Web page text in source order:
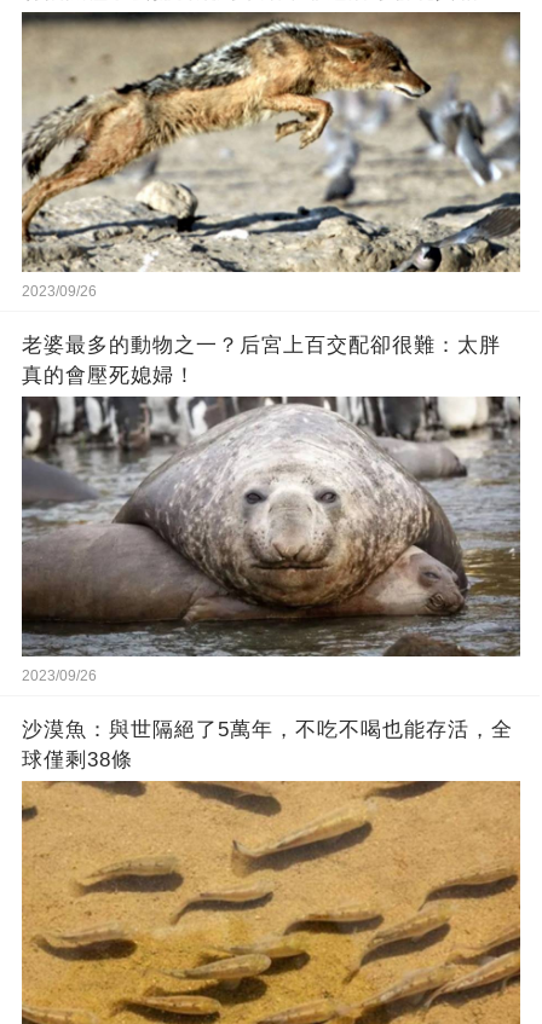
2023/09/26
老婆最多的動物之一？后宮上百交配卻很難：太胖
真的會壓死媳婦！
2023/09/26
沙漠魚：與世隔絕了5萬年，不吃不喝也能存活，全
球僅剩38條